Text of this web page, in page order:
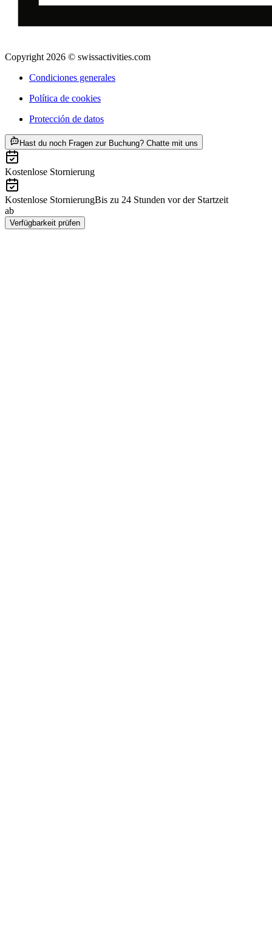
Copyright 2026 © swissactivities.com
Condiciones generales
Política de cookies
Protección de datos
Hast du noch Fragen zur Buchung? Chatte mit uns
Kostenlose Stornierung
Kostenlose StornierungBis zu 24 Stunden vor der Startzeit
ab
Verfügbarkeit prüfen